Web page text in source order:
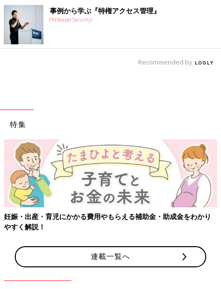
事例から学ぶ『特権アクセス管理』
PR(KeeperSecurity)
Recommended by
特集
妊娠・出産・育児にかかる費用やもらえる補助金・助成金をわかり
やすく解説！
連載一覧へ